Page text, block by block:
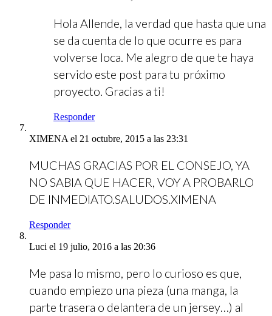
Hola Allende, la verdad que hasta que una
se da cuenta de lo que ocurre es para
volverse loca. Me alegro de que te haya
servido este post para tu próximo
proyecto. Gracias a ti!
Responder
XIMENA el 21 octubre, 2015 a las 23:31
MUCHAS GRACIAS POR EL CONSEJO, YA
NO SABIA QUE HACER, VOY A PROBARLO
DE INMEDIATO.SALUDOS.XIMENA
Responder
Luci el 19 julio, 2016 a las 20:36
Me pasa lo mismo, pero lo curioso es que,
cuando empiezo una pieza (una manga, la
parte trasera o delantera de un jersey…) al